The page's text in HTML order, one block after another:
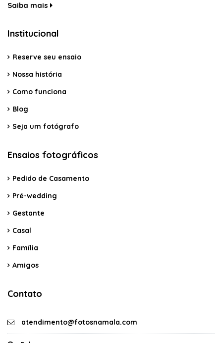
Saiba mais
Institucional
Reserve seu ensaio
Nossa história
Como funciona
Blog
Seja um fotógrafo
Ensaios fotográficos
Pedido de Casamento
Pré-wedding
Gestante
Casal
Família
Amigos
Contato
atendimento@fotosnamala.com